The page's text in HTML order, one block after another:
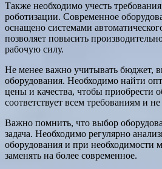
Также необходимо учесть
роботизации. Современное
оснащено системами
позволяет повысить
рабочую силу.
Не менее важно учитывать бюджет,
оборудования. Необходимо найти
цены и качества, чтобы приобрести
соответствует всем требованиям и
Важно помнить, что выбор
задача. Необходимо регулярно
оборудования и при необходимости
заменять на более современное.